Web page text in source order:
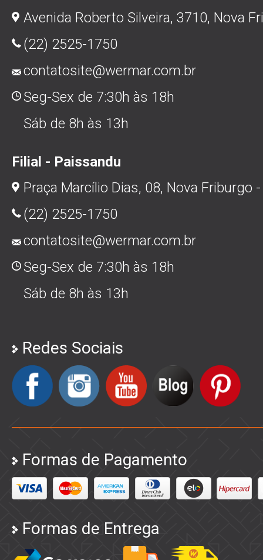
Avenida Roberto Silveira, 3710, Nova
(22) 2525-1750
contatosite@wermar.com.br
Seg-Sex de 7:30h às 18h
Sáb de 8h às 13h
Filial - Paissandu
Praça Marcílio Dias, 08, Nova Friburgo
(22) 2525-1750
contatosite@wermar.com.br
Seg-Sex de 7:30h às 18h
Sáb de 8h às 13h
Redes Sociais
Formas de Pagamento
Formas de Entrega